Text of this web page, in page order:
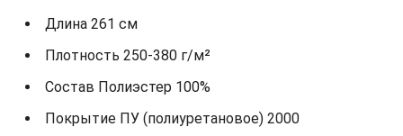
Длина 261 см
Плотность 250-380 г/м²
Состав Полиэстер 100%
Покрытие ПУ (полиуретановое) 2000